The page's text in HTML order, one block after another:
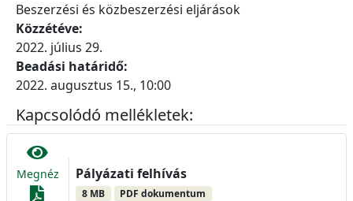
Beszerzési és közbeszerzési eljárások
Közzétéve:
2022. július 29.
Beadási határidő:
2022. augusztus 15., 10:00
Kapcsolódó mellékletek:
Megnéz Pályázati felhívás
8 MB PDF dokumentum